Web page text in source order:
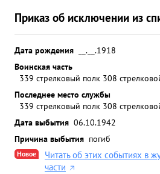
Приказ об исключении из
Дата рождения
__.__.1918
Воинская часть
339 стрелковый полк 308
Последнее место службы
339 стрелковый полк 308
Дата выбытия 06.10.1942
Причина выбытия погиб
Новое
Читать об этих событиях в
части